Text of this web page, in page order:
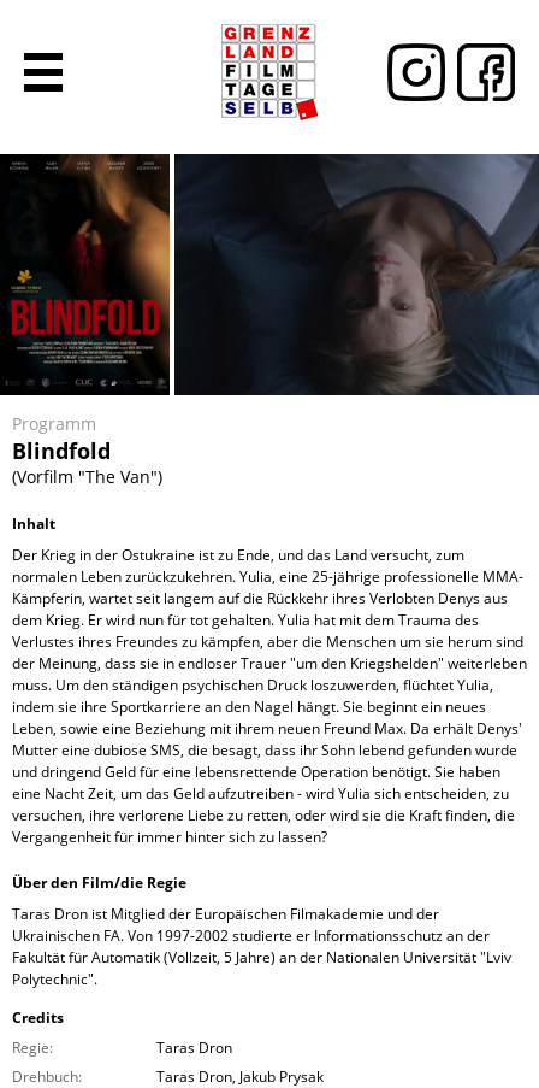
Programm
Blindfold
(Vorfilm "The Van")
Inhalt
Der Krieg in der Ostukraine ist zu Ende, und das Land versucht, zum
normalen Leben zurückzukehren. Yulia, eine 25-jährige professionelle MMA-
Kämpferin, wartet seit langem auf die Rückkehr ihres Verlobten Denys aus
dem Krieg. Er wird nun für tot gehalten. Yulia hat mit dem Trauma des
Verlustes ihres Freundes zu kämpfen, aber die Menschen um sie herum sind
der Meinung, dass sie in endloser Trauer "um den Kriegshelden" weiterleben
muss. Um den ständigen psychischen Druck loszuwerden, flüchtet Yulia,
indem sie ihre Sportkarriere an den Nagel hängt. Sie beginnt ein neues
Leben, sowie eine Beziehung mit ihrem neuen Freund Max. Da erhält Denys'
Mutter eine dubiose SMS, die besagt, dass ihr Sohn lebend gefunden wurde
und dringend Geld für eine lebensrettende Operation benötigt. Sie haben
eine Nacht Zeit, um das Geld aufzutreiben - wird Yulia sich entscheiden, zu
versuchen, ihre verlorene Liebe zu retten, oder wird sie die Kraft finden, die
Vergangenheit für immer hinter sich zu lassen?
Über den Film/die Regie
Taras Dron ist Mitglied der Europäischen Filmakademie und der
Ukrainischen FA. Von 1997-2002 studierte er Informationsschutz an der
Fakultät für Automatik (Vollzeit, 5 Jahre) an der Nationalen Universität "Lviv
Polytechnic".
Credits
Regie:
Taras Dron
Drehbuch:
Taras Dron, Jakub Prysak